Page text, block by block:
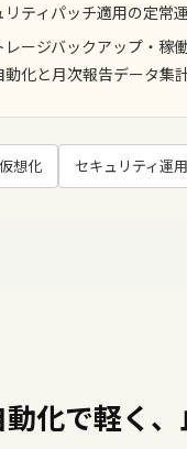
リティパッチ適用の定常
レージバックアップ・稼
動化と月次報告データ集
想化 セキュリティ運用
化で軽く